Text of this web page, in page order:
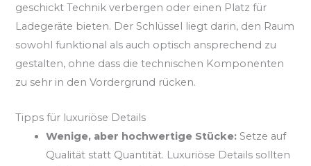
geschickt Technik verbergen oder einen Platz für
Ladegeräte bieten. Der Schlüssel liegt darin, den Raum
sowohl funktional als auch optisch ansprechend zu
gestalten, ohne dass die technischen Komponenten
zu sehr in den Vordergrund rücken.
Tipps für luxuriöse Details
Wenige, aber hochwertige Stücke: Setze auf
Qualität statt Quantität. Luxuriöse Details sollten